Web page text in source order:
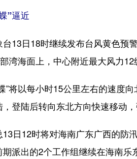
”逼近
日18时继续发布台风黄色预警
湾海面上，中心附近最大风力12
以每小时15公里左右的速度向
登陆后转向东北方向快速移动，
12时将对海南广东广西的防
派出的2个工作组继续在海南乐